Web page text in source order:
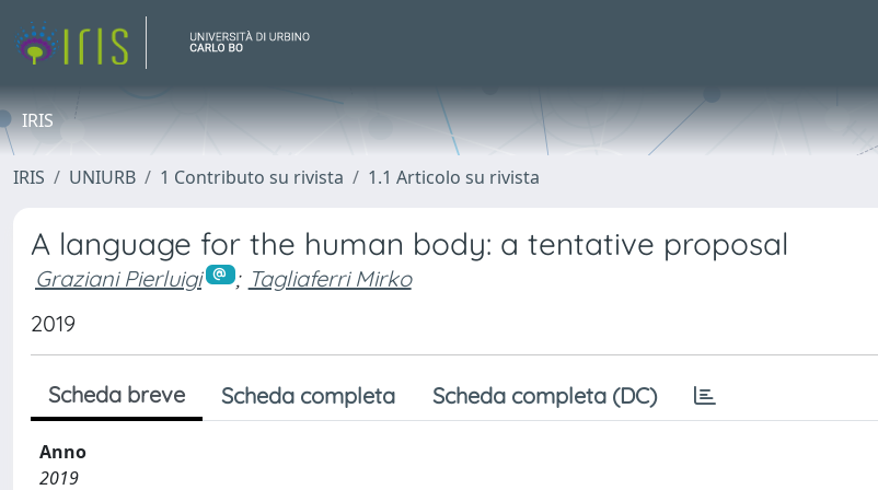
IRIS
IRIS UNIURB 1 Contributo su rivista 1.1 Articolo su rivista
A language for the human body: a tentative proposal
Graziani Pierluigi ; Tagliaferri Mirko
2019
Scheda breve Scheda completa Scheda completa (DC)
Anno
2019